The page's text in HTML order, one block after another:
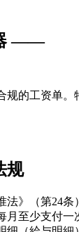
——
规的工资单
规
法》（第24
月至少支付一